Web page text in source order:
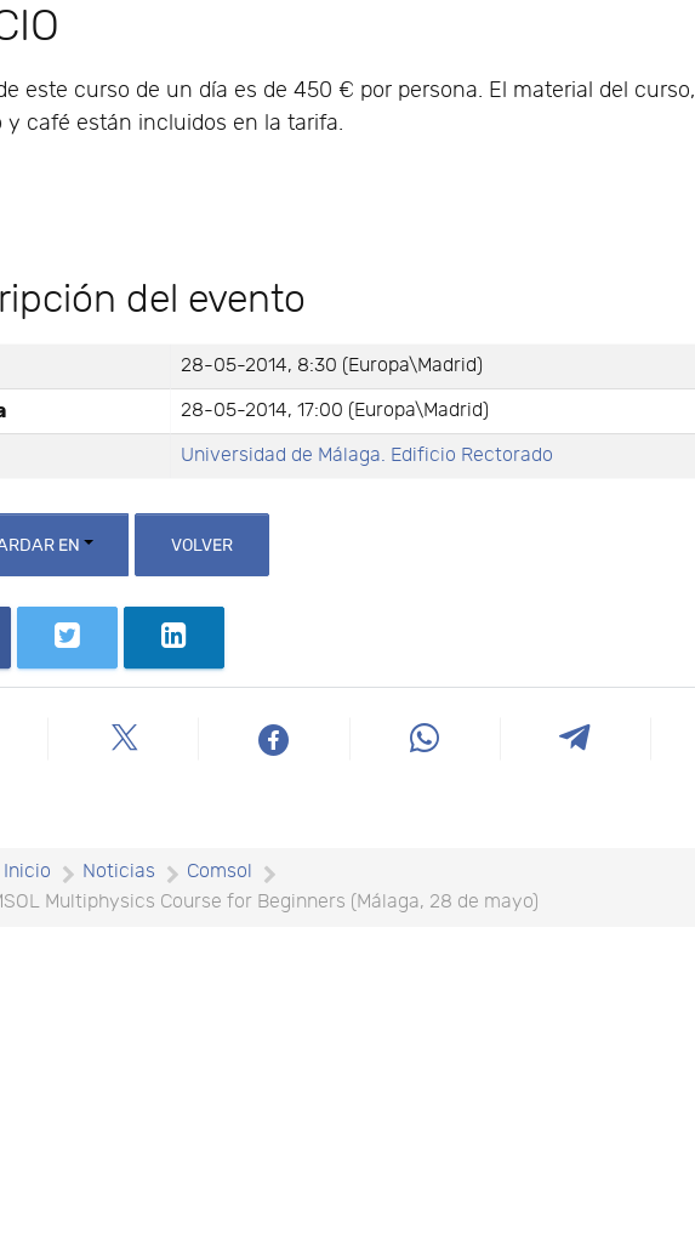
este curso de un día es de 450 € por persona. El material del curso,
y café están incluidos en la tarifa.
del evento
28-05-2014, 8:30 (Europa\Madrid)
28-05-2014, 17:00 (Europa\Madrid)
Universidad de Málaga. Edificio Rectorado
EN VOLVER
Inicio Noticias
Comsol
Multiphysics Course for Beginners (Málaga, 28 de mayo)